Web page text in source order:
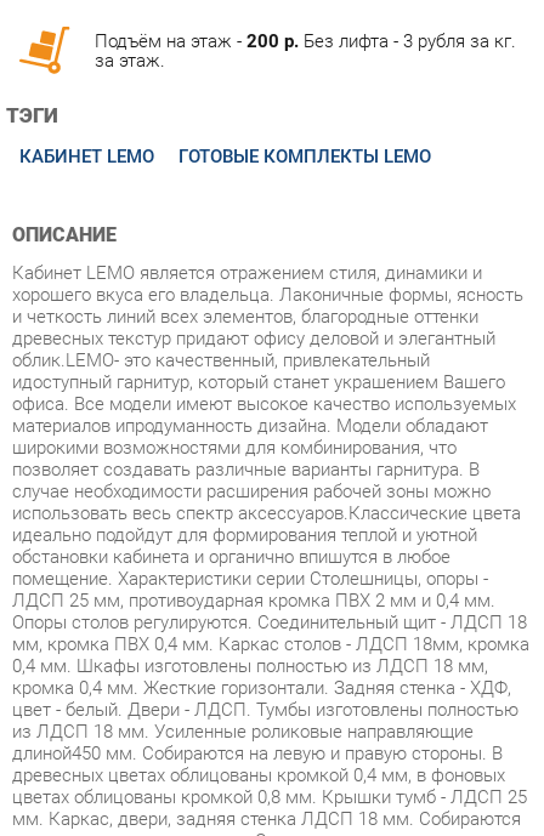
ТЭГИ
хорошего вкуса его владельца. Лаконичные формы, ясность
древесных текстур придают офису деловой и элегантный
облик.LEMO- это качественный, привлекательный
идоступный гарнитур, который станет украшением Вашего
офиса. Все модели имеют высокое качество используемых
материалов ипродуманность дизайна. Модели обладают
широкими возможностями для комбинирования, что
позволяет создавать различные варианты гарнитура. В
случае необходимости расширения рабочей зоны можно
использовать весь спектр аксессуаров.Классические цвета
идеально подойдут для формирования теплой и уютной
обстановки кабинета и органично впишутся в любое
помещение. Характеристики серии Столешницы, опоры -
ЛДСП 25 мм, противоударная кромка ПВХ 2 мм и 0,4 мм.
Опоры столов регулируются. Соединительный щит - ЛДСП 18
мм, кромка ПВХ 0,4 мм. Каркас столов - ЛДСП 18мм, кромка
0,4 мм. Шкафы изготовлены полностью из ЛДСП 18 мм,
кромка 0,4 мм. Жесткие горизонтали. Задняя стенка - ХДФ,
цвет - белый. Двери - ЛДСП. Тумбы изготовлены полностью
из ЛДСП 18 мм. Усиленные роликовые направляющие
длиной450 мм. Собираются на левую и правую стороны. В
древесных цветах облицованы кромкой 0,4 мм, в фоновых
цветах облицованы кромкой 0,8 мм. Крышки тумб - ЛДСП 25
мм. Каркас, двери, задняя стенка ЛДСП 18 мм. Собираются
на левую и правую стороны. Экраны и надставка
изготовлены полностью из ЛДСП 18 мм. В древесных цветах
облицованы кромкой 0,4 мм, в однотонных цветах
облицованы кромкой 0,8 мм.